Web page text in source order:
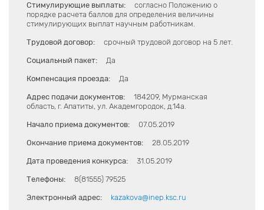
Стимулирующие выплаты:
согласно Положению о
порядке расчета баллов для определения величины
стимулирующих выплат научным работникам.
Трудовой договор: срочный трудовой договор на 5 лет.
Социальный пакет: Да
Компенсация проезда: Да
Адрес подачи документов:
184209, Мурманская
область, г. Апатиты, ул. Академгородок, д.14а.
Начало приема документов: 07.05.2019
Окончание приема документов: 28.05.2019
Дата проведения конкурса: 31.05.2019
Телефоны: 8(81555) 79525
Электронный адрес: kazakova@inep.ksc.ru